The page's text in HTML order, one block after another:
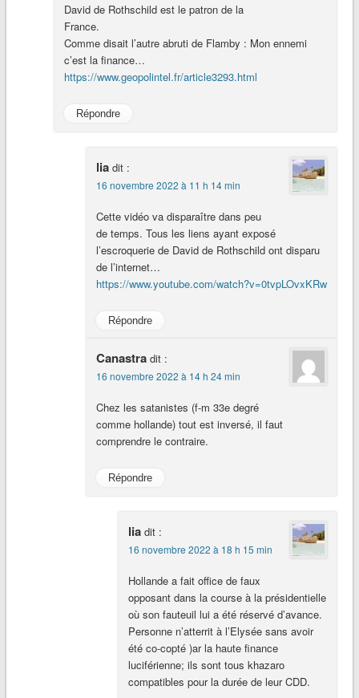
David de Rothschild est le patron de la
France.
Comme disait l’autre abruti de Flamby : Mon ennemi
c’est la finance…
https://www.geopolintel.fr/article3293.html
Répondre
lia dit :
16 novembre 2022 à 11 h 14 min
Cette vidéo va disparaître dans peu
de temps. Tous les liens ayant exposé
l’escroquerie de David de Rothschild ont disparu
de l’internet…
https://www.youtube.com/watch?v=0tvpLOvxKRw
Répondre
Canastra dit :
16 novembre 2022 à 14 h 24 min
Chez les satanistes (f-m 33e degré
comme hollande) tout est inversé, il faut
comprendre le contraire.
Répondre
lia dit :
16 novembre 2022 à 18 h 15 min
Hollande a fait office de faux
opposant dans la course à la présidentielle
où son fauteuil lui a été réservé d’avance.
Personne n’atterrit à l’Elysée sans avoir
été co-copté )ar la haute finance
luciférienne; ils sont tous khazaro
compatibles pour la durée de leur CDD.